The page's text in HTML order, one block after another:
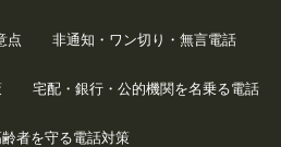
点 非通知・ワン切り・無言電話
宅配・銀行・公的機関を名乗る電話
者を守る電話対策